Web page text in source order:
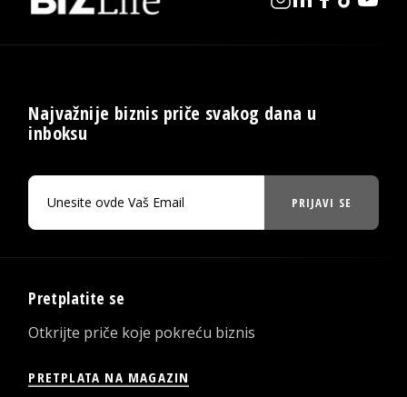
Najvažnije biznis priče svakog dana u
inboksu
PRIJAVI SE
Pretplatite se
Otkrijte priče koje pokreću biznis
PRETPLATA NA MAGAZIN